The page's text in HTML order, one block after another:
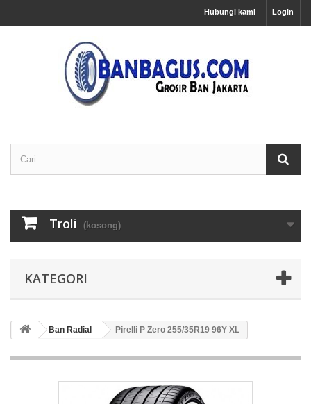
Login
Hubungi kami
Troli (kosong)
KATEGORI
Ban Radial Pirelli P Zero 255/35R19 96Y XL